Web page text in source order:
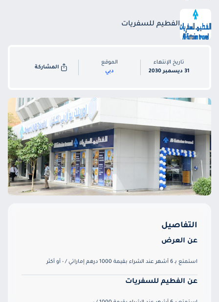
الفطيم للسفريات
تاريخ الإنتهاء
31 ديسمبر 2030
الموقع
دبي
المشاركة
التفاصيل
عن العرض
استمتع بـ 6 أشهر عند الشراء بقيمة 1000 درهم إماراتي / - أو أكثر
عن الفطيم للسفريات